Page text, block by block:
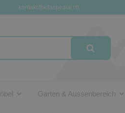
kontakt@kitaspezial.ch
Garten & Aussenbereich